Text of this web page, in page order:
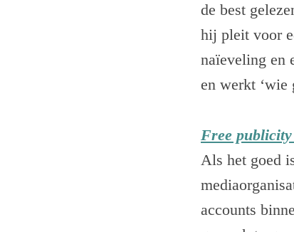
de best
hij pleit voor
naïeveling en
en werkt ‘wie
Free publicity
Als het goed
accounts